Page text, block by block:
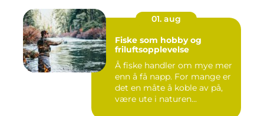
01. aug
Fiske som hobby og
friluftsopplevelse
Å fiske handler om mye mer
enn å få napp. For mange er
det en måte å koble av på,
være ute i naturen...